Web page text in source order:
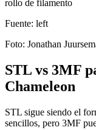
Fuente: left
Foto: Jonathan
STL vs 3MF
Chameleon
STL sigue siendo el
sencillos, pero 3MF